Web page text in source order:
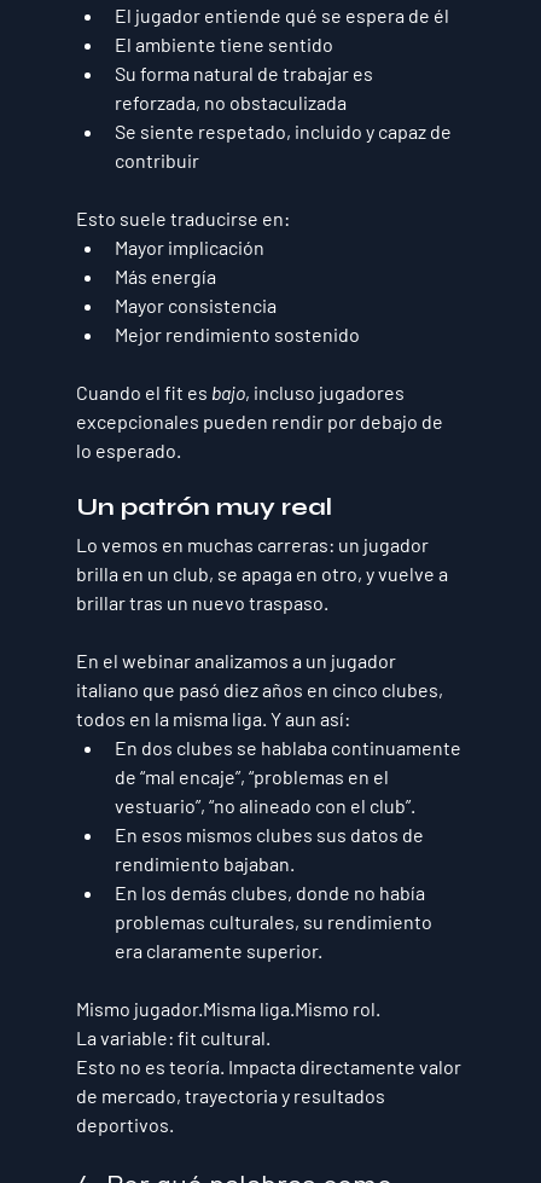
El jugador entiende qué se espera de él
El ambiente tiene sentido
Su forma natural de trabajar es
reforzada, no obstaculizada
Se siente respetado, incluido y capaz de
contribuir
Esto suele traducirse en:
Mayor implicación
Más energía
Mayor consistencia
Mejor rendimiento sostenido
Cuando el fit es bajo, incluso jugadores
excepcionales pueden rendir por debajo de
lo esperado.
Un patrón muy real
Lo vemos en muchas carreras: un jugador
brilla en un club, se apaga en otro, y vuelve a
brillar tras un nuevo traspaso.
En el webinar analizamos a un jugador
italiano que pasó diez años en cinco clubes,
todos en la misma liga. Y aun así:
En dos clubes se hablaba continuamente
de “mal encaje”, “problemas en el
vestuario”, “no alineado con el club”.
En esos mismos clubes sus datos de
rendimiento bajaban.
En los demás clubes, donde no había
problemas culturales, su rendimiento
era claramente superior.
Mismo jugador.Misma liga.Mismo rol.
La variable: fit cultural.
Esto no es teoría. Impacta directamente valor
de mercado, trayectoria y resultados
deportivos.